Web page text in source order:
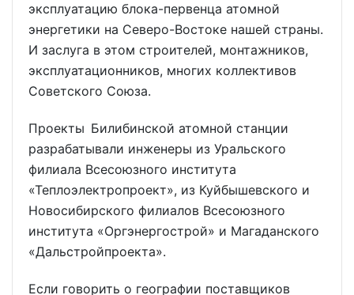
эксплуатацию блока-первенца атомной
энергетики на Северо-Востоке нашей страны.
И заслуга в этом строителей, монтажников,
эксплуатационников, многих коллективов
Советского Союза.
Проекты Билибинской атомной станции
разрабатывали инженеры из Уральского
филиала Всесоюзного института
«Теплоэлектропроект», из Куйбышевского и
Новосибирского филиалов Всесоюзного
института «Оргэнергострой» и Магаданского
«Дальстройпроекта».
Если говорить о географии поставщиков